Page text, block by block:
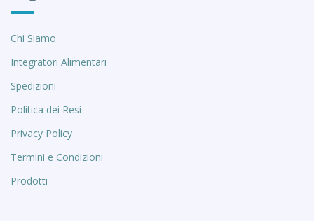
Chi Siamo
Integratori Alimentari
Spedizioni
Politica dei Resi
Privacy Policy
Termini e Condizioni
Prodotti